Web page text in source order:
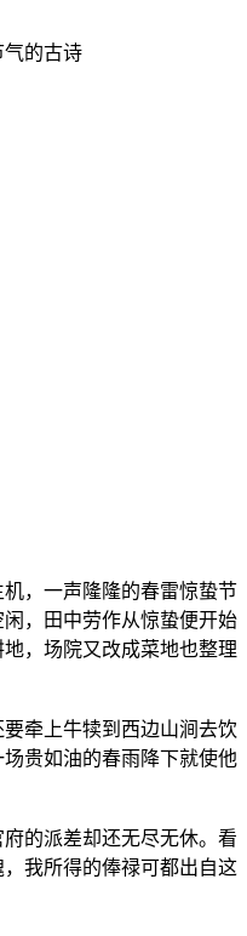
气的古诗
，一声隆隆的春雷惊蛰节
，田中劳作从惊蛰便开始
，场院又改成菜地也整理
牵上牛犊到西边山涧去饮
贵如油的春雨降下就使他
的派差却还无尽无休。看
我所得的俸禄可都出自这